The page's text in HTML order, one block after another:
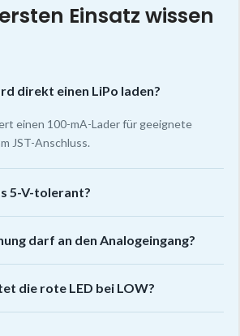
Einsatz wissen
direkt einen LiPo laden?
einen 100-mA-Lader für geeignete
JST-Anschluss.
5-V-tolerant?
darf an den Analogeingang?
die rote LED bei LOW?